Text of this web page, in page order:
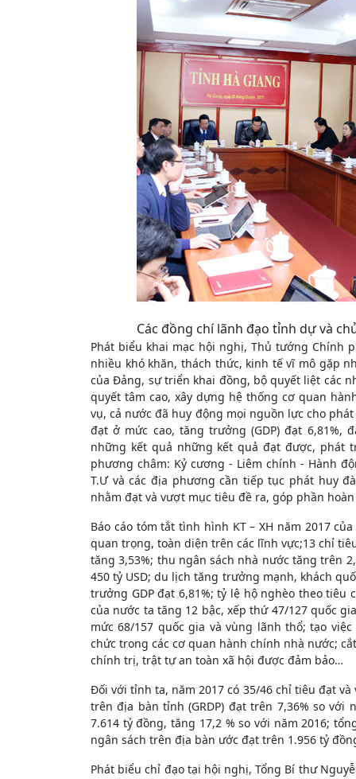
Các đồng chí lãnh đạo tỉnh dự và
Phát biểu khai mạc hội nghị, Thủ tướng Chính
nhiều khó khăn, thách thức, kinh tế vĩ mô gặp
của Đảng, sự triển khai đồng, bộ quyết liệt các
quyết tâm cao, xây dựng hệ thống cơ quan
vụ, cả nước đã huy động mọi nguồn lực cho
đạt ở mức cao, tăng trưởng (GDP) đạt 6,81%,
những kết quả những kết quả đạt được, phát
phương châm: Kỷ cương - Liêm chính - Hành
T.Ư và các địa phương cần tiếp tục phát huy
nhằm đạt và vượt mục tiêu đề ra, góp phần
Báo cáo tóm tắt tình hình KT – XH năm 2017
quan trọng, toàn diện trên các lĩnh vực;13 chỉ
tăng 3,53%; thu ngân sách nhà nước tăng trên
450 tỷ USD; du lịch tăng trưởng mạnh, khách
trưởng GDP đạt 6,81%; tỷ lệ hộ nghèo theo tiêu
của nước ta tăng 12 bậc, xếp thứ 47/127 quốc
mức 68/157 quốc gia và vùng lãnh thổ; tạo
chức trong các cơ quan hành chính nhà nước;
chính trị, trật tự an toàn xã hội được đảm bảo…
Đối với tỉnh ta, năm 2017 có 35/46 chỉ tiêu đạt
trên địa bàn tỉnh (GRDP) đạt trên 7,36% so
7.614 tỷ đồng, tăng 17,2 % so với năm 2016;
ngân sách trên địa bàn ước đạt trên 1.956 tỷ
Phát biểu chỉ đạo tại hội nghị, Tổng Bí thư